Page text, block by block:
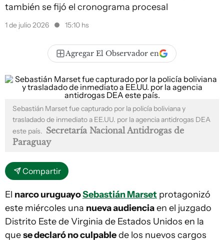
también se fijó el cronograma procesal
1 de julio 2026 15:10 hs
Agregar El Observador en
Sebastián Marset fue capturado por la policía boliviana y
trasladado de inmediato a EE.UU. por la agencia antidrogas DEA
este país. Secretaría Nacional Antidrogas de
Paraguay
Compartir
El narco uruguayoSebastián Marset protagonizó
este miércoles una nueva audienciaen el juzgado
Distrito Este de Virginia de Estados Unidos en la
quese declaró no culpablede los nuevos cargos